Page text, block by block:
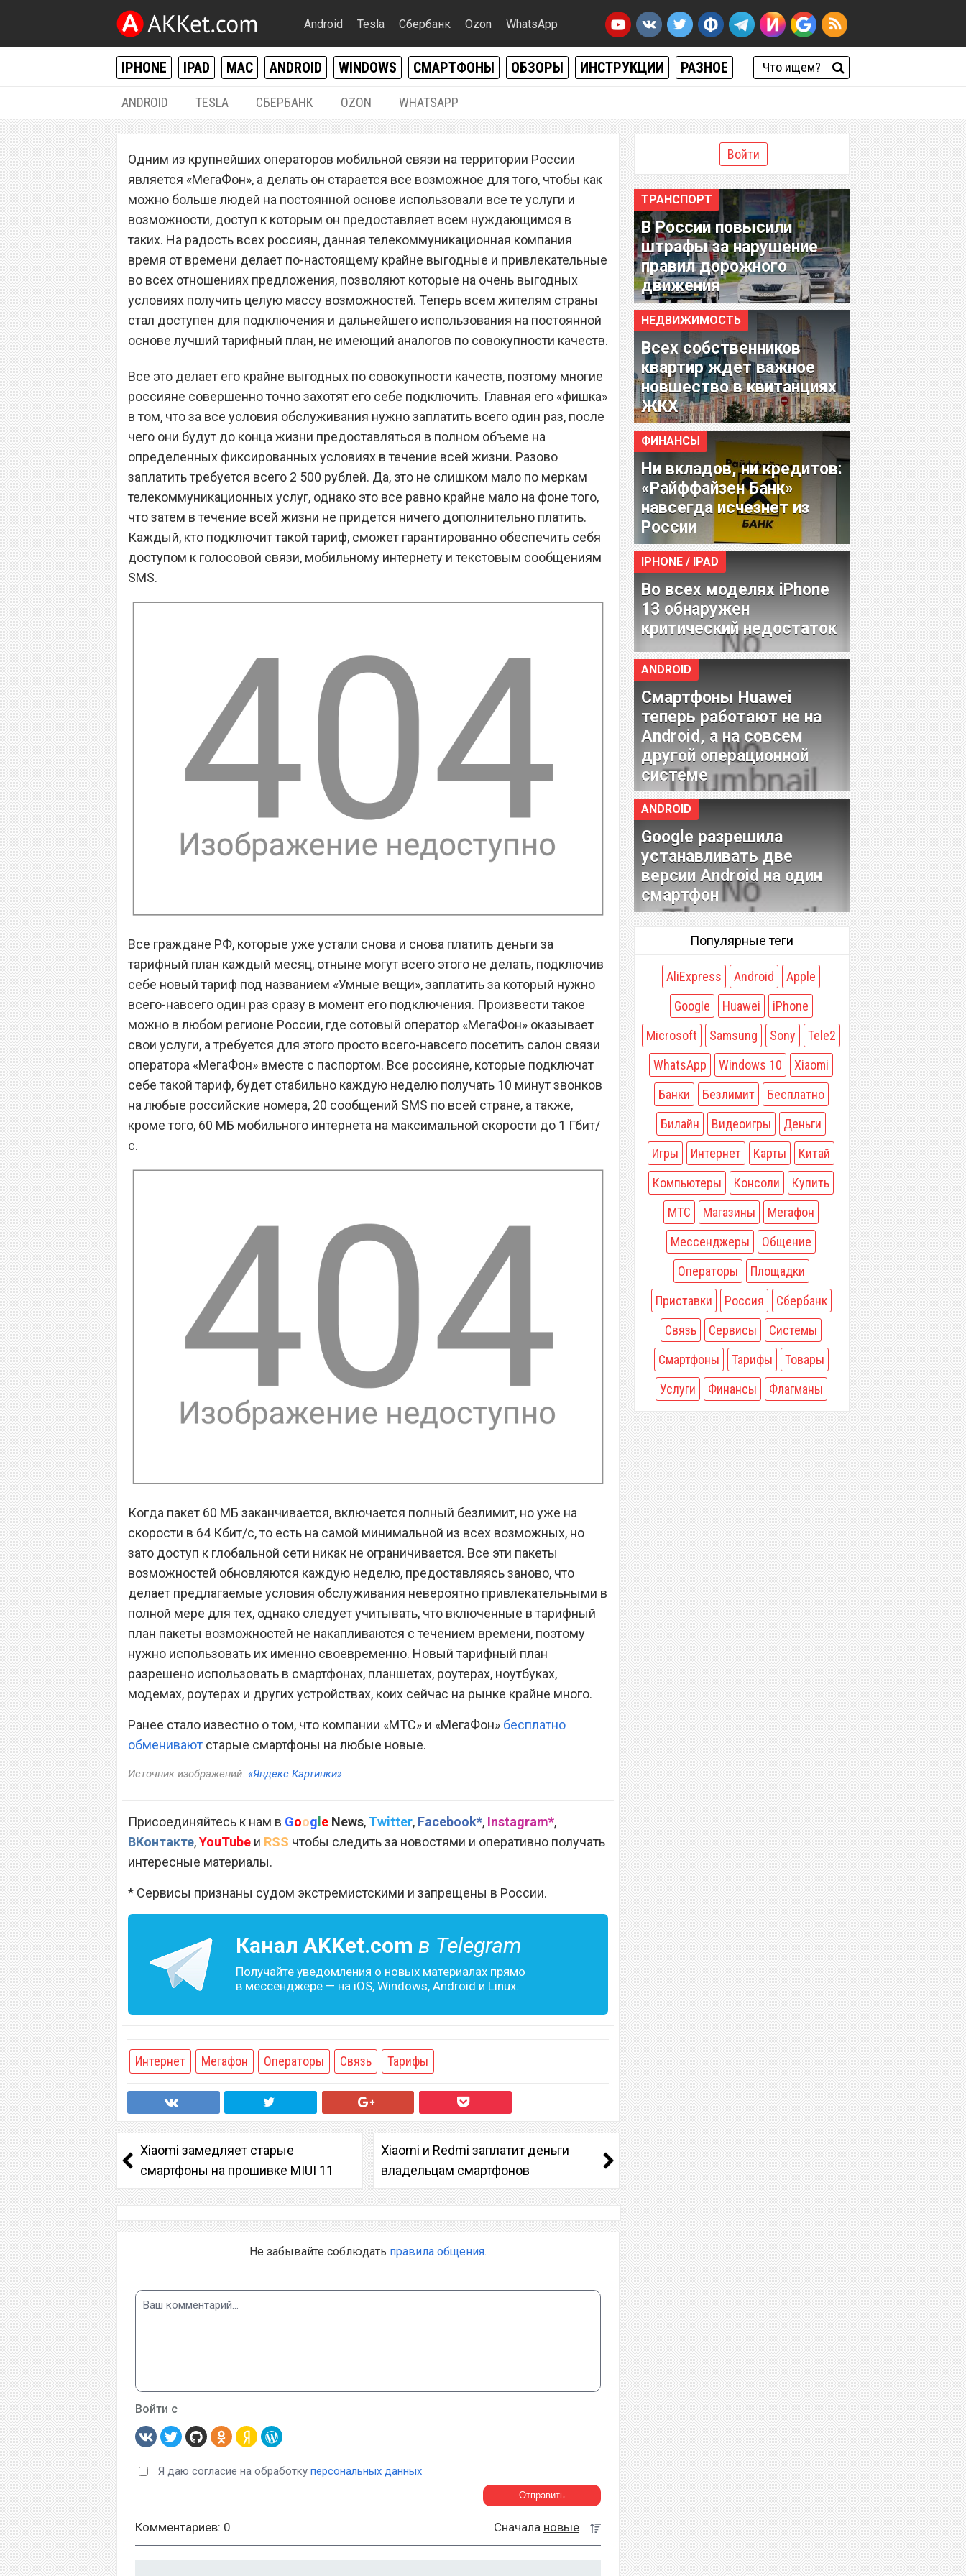
Android Tesla Сбербанк Ozon WhatsApp
IPHONE IPAD MAC ANDROID WINDOWS СМАРТФОНЫ ОБЗОРЫ ИНСТРУКЦИИ РАЗНОЕ
ANDROID TESLA СБЕРБАНК OZON WHATSAPP
Сотовый оператор «МегаФон» запустил
лучший тарифный план, не имеющий
аналогов
Одним из крупнейших операторов мобильной связи на территории России
является «МегаФон», а делать он старается все возможное для того, чтобы как
можно больше людей на постоянной основе использовали все те услуги и
возможности, доступ к которым он предоставляет всем нуждающимся в
таких. На радость всех россиян, данная телекоммуникационная компания
время от времени делает по-настоящему крайне выгодные и привлекательные
во всех отношениях предложения, позволяют которые на очень выгодных
условиях получить целую массу возможностей. Теперь всем жителям страны
стал доступен для подключения и дальнейшего использования на постоянной
основе лучший тарифный план, не имеющий аналогов по совокупности качеств.
Все это делает его крайне выгодных по совокупности качеств, поэтому многие
россияне совершенно точно захотят его себе подключить. Главная его «фишка»
в том, что за все условия обслуживания нужно заплатить всего один раз, после
чего они будут до конца жизни предоставляться в полном объеме на
определенных фиксированных условиях в течение всей жизни. Разово
заплатить требуется всего 2 500 рублей. Да, это не слишком мало по меркам
телекоммуникационных услуг, однако это все равно крайне мало на фоне того,
что затем в течение всей жизни не придется ничего дополнительно платить.
Каждый, кто подключит такой тариф, сможет гарантированно обеспечить себя
доступом к голосовой связи, мобильному интернету и текстовым сообщениям
SMS.
Все граждане РФ, которые уже устали снова и снова платить деньги за
тарифный план каждый месяц, отныне могут всего этого не делать, подключив
себе новый тариф под названием «Умные вещи», заплатить за который нужно
всего-навсего один раз сразу в момент его подключения. Произвести такое
можно в любом регионе России, где сотовый оператор «МегаФон» оказывает
свои услуги, а требуется для этого просто всего-навсего посетить салон связи
оператора «МегаФон» вместе с паспортом. Все россияне, которые подключат
себе такой тариф, будет стабильно каждую неделю получать 10 минут звонков
на любые российские номера, 20 сообщений SMS по всей стране, а также,
кроме того, 60 МБ мобильного интернета на максимальной скорости до 1 Гбит/
с.
Когда пакет 60 МБ заканчивается, включается полный безлимит, но уже на
скорости в 64 Кбит/с, то есть на самой минимальной из всех возможных, но
зато доступ к глобальной сети никак не ограничивается. Все эти пакеты
возможностей обновляются каждую неделю, предоставляясь заново, что
делает предлагаемые условия обслуживания невероятно привлекательными в
полной мере для тех, однако следует учитывать, что включенные в тарифный
план пакеты возможностей не накапливаются с течением времени, поэтому
нужно использовать их именно своевременно. Новый тарифный план
разрешено использовать в смартфонах, планшетах, роутерах, ноутбуках,
модемах, роутерах и других устройствах, коих сейчас на рынке крайне много.
Ранее стало известно о том, что компании «МТС» и «МегаФон» бесплатно
обменивают старые смартфоны на любые новые.
Источник изображений: «Яндекс Картинки»
Присоединяйтесь к нам в Google News, Twitter, Facebook*, Instagram*,
ВКонтакте,YouTube и RSS чтобы следить за новостями и оперативно получать
интересные материалы.
* Сервисы признаны судом экстремистскими и запрещены в России.
Канал AKKet.com в Telegram
Получайте уведомления о новых материалах прямо
в мессенджере — на iOS, Windows, Android и Linux.
Интернет Мегафон Операторы Связь Тарифы
Xiaomi замедляет старые
смартфоны на прошивке MIUI 11
Xiaomi и Redmi заплатит деньги
владельцам смартфонов
Не забывайте соблюдать правила общения.
Войти с
Я даю согласие на обработку персональных данных
Комментариев: 0 Сначала новые
Войти
ТРАНСПОРТ
В России повысили
штрафы за нарушение
правил дорожного
движения
НЕДВИЖИМОСТЬ
Всех собственников
квартир ждет важное
новшество в квитанциях
ЖКХ
ФИНАНСЫ
Ни вкладов, ни кредитов:
«Райффайзен Банк»
навсегда исчезнет из
России
IPHONE / IPAD
Во всех моделях iPhone
13 обнаружен
критический недостаток
ANDROID
Смартфоны Huawei
теперь работают не на
Android, а на совсем
другой операционной
системе
ANDROID
Google разрешила
устанавливать две
версии Android на один
смартфон
Популярные теги
AliExpress Android
Apple
Google
Huawei
iPhone
Microsoft
Samsung Sony
Tele2
WhatsApp
Windows 10
Xiaomi
Банки
Безлимит
Бесплатно
Билайн
Видеоигры
Деньги
Игры
Интернет Карты
Китай
Компьютеры
Консоли
Купить
МТС
Магазины
Мегафон
Мессенджеры
Общение
Операторы
Площадки
Приставки
Россия
Сбербанк
Связь
Сервисы
Системы
Смартфоны
Тарифы
Товары
Услуги
Финансы Флагманы